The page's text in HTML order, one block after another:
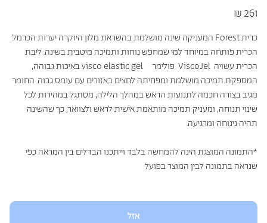
מחיר
261 ₪
כרית Forest
המעניקה שינה מושלמת בהשראת מלון היוקרה יערות הכרמל.
הכריתפותחה במיוחד למי שמחפש נוחות ותמיכה מיטבית בשינה. ליבת
הכרית עשויה ViscoJel פולימר visco elastic gelבאיכות גבוהה,
המספקת תמיכה מושלמת ומפחיתה לחצים באזורים עם עומס גבוה. החומר
מגיב בצורה חכמה לתנועות הראש במהלך הלילה, מסתגל במהירות לכל
שינוי תנוחה, ומעניק תמיכה מותאמת אישית לראש ולצוואר, כך שהשינה
תהיה נינוחה ומרגיעה.
*התמונה המוצגת הינה להמחשה בלבד וייתכנו הבדלים בין המראה כפי
שנראה בתמונה לבין המוצר בפועל
אזל